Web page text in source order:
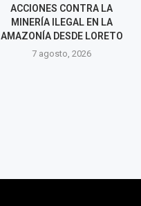
ACCIONES CONTRA LA
MINERÍA ILEGAL EN LA
AMAZONÍA DESDE LORETO
7 agosto, 2026